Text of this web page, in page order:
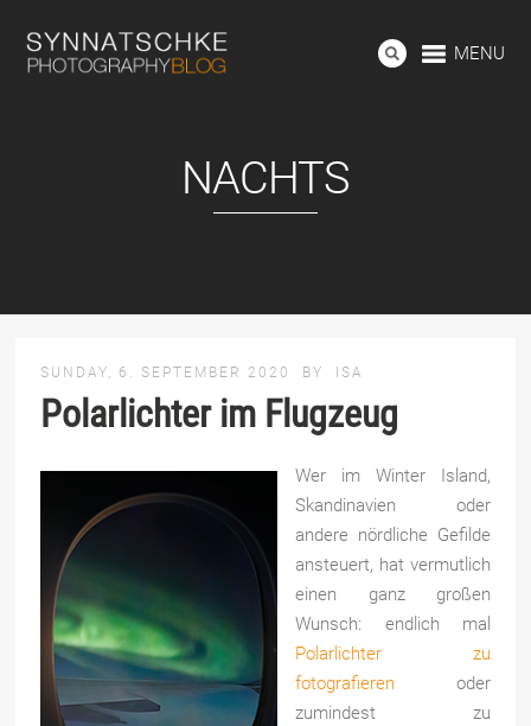
MENU
NACHTS
SUNDAY, 6. SEPTEMBER 2020 BY ISA
Polarlichter im Flugzeug
Wer im Winter Island,
Skandinavien oder
andere nördliche Gefilde
ansteuert, hat vermutlich
einen ganz großen
Wunsch: endlich mal
Polarlichter zu
fotografieren oder
zumindest zu